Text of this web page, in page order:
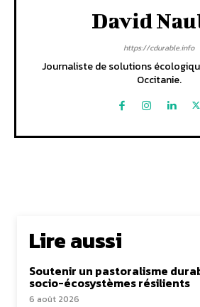
David
https://cdurable.info
Journaliste de solutions
Occitanie.
Lire aussi
Soutenir un pastoralisme
socio-écosystèmes résilients
6 août 2026